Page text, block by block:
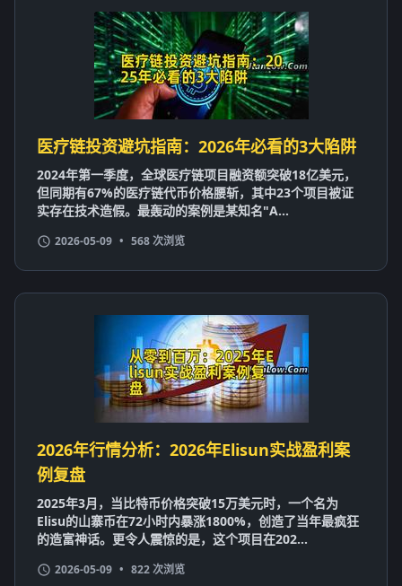
医疗链投资避坑指南：2026年必看的3大陷阱
2024年第一季度，全球医疗链项目融资额突破18亿美元，
但同期有67%的医疗链代币价格腰斩，其中23个项目被证
实存在技术造假。最轰动的案例是某知名"A...
2026-05-09 • 568 次浏览
2026年行情分析：2026年Elisun实战盈利案
例复盘
2025年3月，当比特币价格突破15万美元时，一个名为
Elisu的山寨币在72小时内暴涨1800%，创造了当年最疯狂
的造富神话。更令人震惊的是，这个项目在202...
2026-05-09 • 822 次浏览